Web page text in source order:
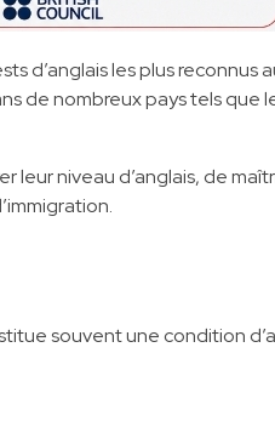
d’anglais les plus reconnus
de nombreux pays tels que
leur niveau d’anglais, de
souvent une condition